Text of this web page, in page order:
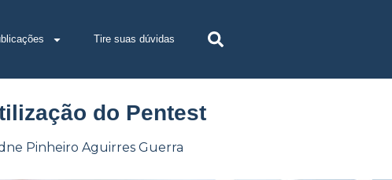
Tire suas dúvidas
do Pentest
Pinheiro Aguirres Guerra